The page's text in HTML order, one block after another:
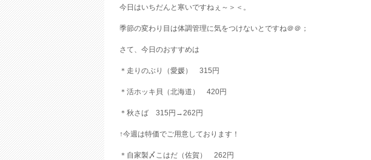
今日はいちだんと寒いですねぇ～＞＜。
季節の変わり目は体調管理に気をつけないとですね＠＠；
さて、今日のおすすめは
＊走りのぶり（愛媛） 315円
＊活ホッキ貝（北海道） 420円
＊秋さば 315円→262円
↑今週は特価でご用意しております！
＊自家製〆こはだ（佐賀） 262円